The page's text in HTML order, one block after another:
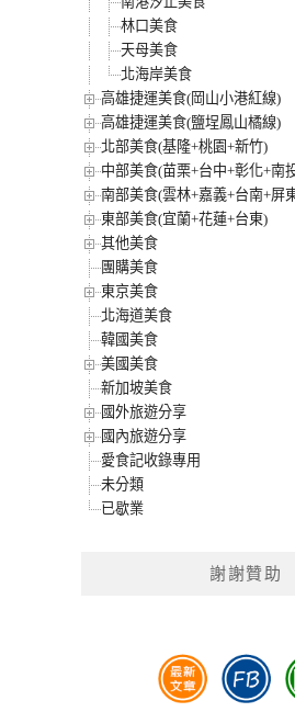
林口美食
天母美食
北海岸美食
高雄捷運美食(岡山小港紅線)
高雄捷運美食(鹽埕鳳山橘線)
北部美食(基隆+桃園+新竹)
中部美食(苗栗+台中+彰化+南
南部美食(雲林+嘉義+台南+屏
東部美食(宜蘭+花蓮+台東)
其他美食
團購美食
東京美食
北海道美食
韓國美食
美國美食
新加坡美食
國外旅遊分享
國內旅遊分享
愛食記收錄專用
未分類
已歇業
謝謝贊助